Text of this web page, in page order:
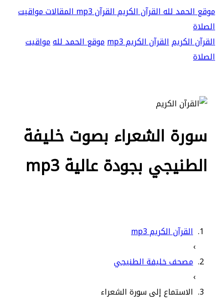
موقع الحمد للهالقرآن الكريمالقرآن mp3 المقالاتمواقيت
الصلاة
القرآن الكريمالقرآن الكريم mp3 موقع الحمد للهمواقيت
الصلاة
سورة الشعراء بصوت خليفة
الطنيجي بجودة عالية mp3
القرآن الكريم mp3
›
مصحف خليفة الطنيجي
›
الاستماع إلى سورة الشعراء